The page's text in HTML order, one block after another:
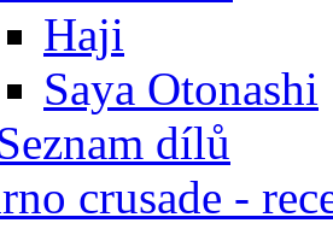
Haji
Saya Otonashi
dílů
crusade -